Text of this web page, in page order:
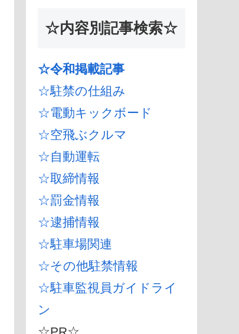
☆内容別記事検索☆
☆令和掲載記事
☆駐禁の仕組み
☆電動キックボード
☆空飛ぶクルマ
☆自動運転
☆取締情報
☆罰金情報
☆逮捕情報
☆駐車場関連
☆その他駐禁情報
☆駐車監視員ガイドライ
ン
☆PR☆